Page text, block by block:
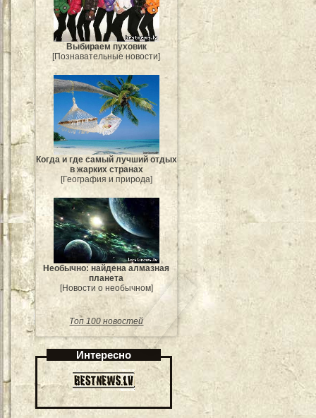
Выбираем пуховик
[Познавательные новости]
Когда и где самый лучший отдых
в жарких странах
[География и природа]
Необычно: найдена алмазная
планета
[Новости о необычном]
Топ 100 новостей
Интересно